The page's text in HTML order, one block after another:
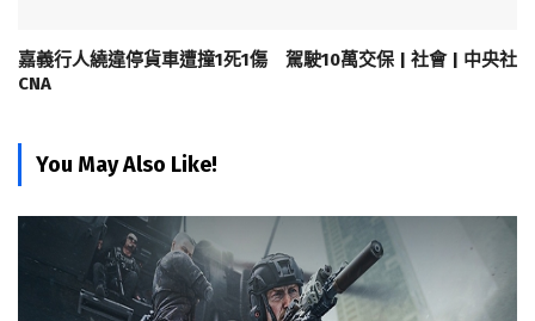
嘉義行人繞違停貨車遭撞1死1傷 駕駛10萬交保 | 社會 | 中央社
CNA
You May Also Like!